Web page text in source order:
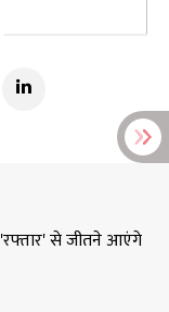
'रफ्तार' से जीतने आएंगे